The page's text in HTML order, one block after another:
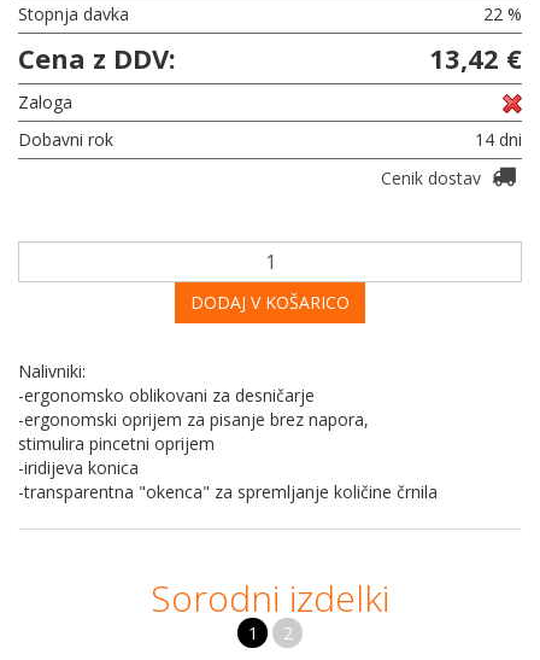
Stopnja davka
22 %
Cena z DDV: 13,42 €
Zaloga
Dobavni rok
14 dni
Cenik dostav
DODAJ V KOŠARICO
Nalivniki:
-ergonomsko oblikovani za desničarje
-ergonomski oprijem za pisanje brez napora,
stimulira pincetni oprijem
-iridijeva konica
-transparentna "okenca" za spremljanje količine črnila
Sorodni izdelki
1 2